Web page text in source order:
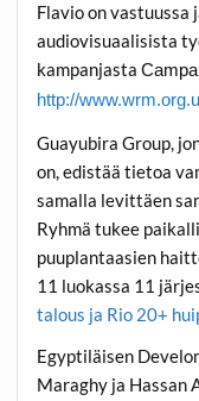
Flavio on vastuussa
audiovisuaalisista
kampanjasta
http://
Guayubira Group,
on, edistää tietoa
samalla levittäen
Ryhmä tukee
puuplantaasien
11 luokassa 11
talous ja Rio 20+
Egyptiläisen
Maraghy ja Hassan